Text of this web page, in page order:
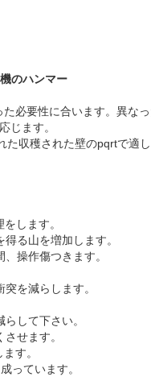
のハンマー
必要性に合います。異な
じます。
収穫された壁のpqrtで適
します。
る山を増加します。
操作傷つきます。
を減らします。
して下さい。
せます。
す。
っています。